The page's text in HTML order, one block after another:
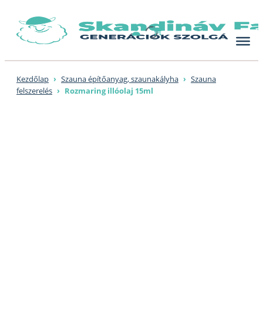
content
Kezdőlap › Szauna építőanyag, szaunakályha › Szauna
felszerelés › Rozmaring illóolaj 15ml